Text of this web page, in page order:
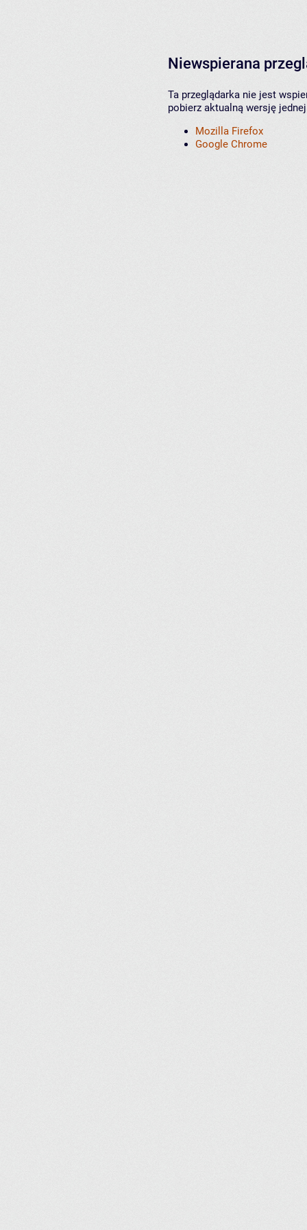
Niewspierana
Ta przeglądarka nie jest
pobierz aktualną wersję
Mozilla Firefox
Google Chrome